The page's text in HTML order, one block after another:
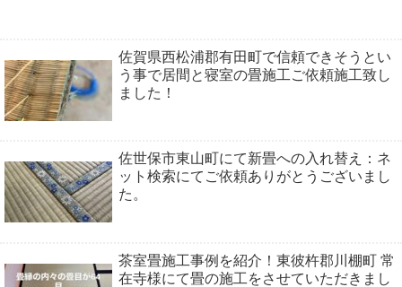
佐賀県西松浦郡有田町で信頼できそうとい
う事で居間と寝室の畳施工ご依頼施工致し
ました！
佐世保市東山町にて新畳への入れ替え：ネ
ット検索にてご依頼ありがとうございまし
た。
茶室畳施工事例を紹介！東彼杵郡川棚町 常
在寺様にて畳の施工をさせていただきまし